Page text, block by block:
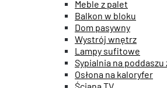
Meble z palet
Balkon w bloku
Dom pasywny
Wystrój wnętrz
Lampy sufitowe
Sypialnia na poddaszu
Osłona na kaloryfer